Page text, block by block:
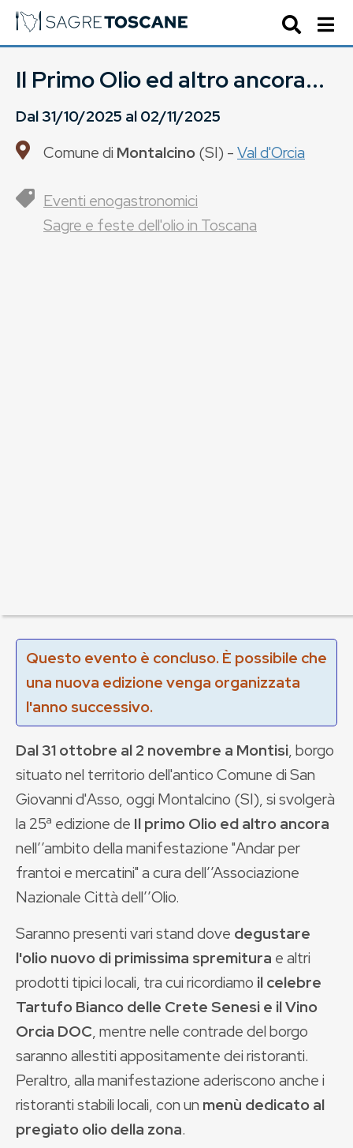
Il Primo Olio ed altro ancora...
Dal31/10/2025 al02/11/2025
Comune di Montalcino(SI) -Val d'Orcia
Eventi enogastronomici
Sagre e feste dell'olio in Toscana
Questo evento è concluso. È possibile che
una nuova edizione venga organizzata
l'anno successivo.
Dal 31 ottobre al 2 novembre a Montisi, borgo
situato nel territorio dell'antico Comune di San
Giovanni d'Asso, oggi Montalcino (SI), si svolgerà
la 25ª edizione de Il primo Olio ed altro ancora
nell’’ambito della manifestazione "Andar per
frantoi e mercatini" a cura dell’’Associazione
Nazionale Città dell’’Olio.
Saranno presenti vari stand dove degustare
l'olio nuovo di primissima spremitura e altri
prodotti tipici locali, tra cui ricordiamo il celebre
Tartufo Bianco delle Crete Senesi e il Vino
Orcia DOC, mentre nelle contrade del borgo
saranno allestiti appositamente dei ristoranti.
Peraltro, alla manifestazione aderiscono anche i
ristoranti stabili locali, con un menù dedicato al
pregiato olio della zona.